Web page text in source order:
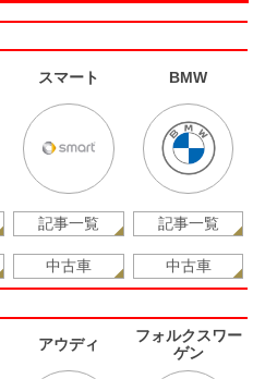
スマート
記事一覧
中古車
BMW
記事一覧
中古車
アウディ
フォルクスワー
ゲン